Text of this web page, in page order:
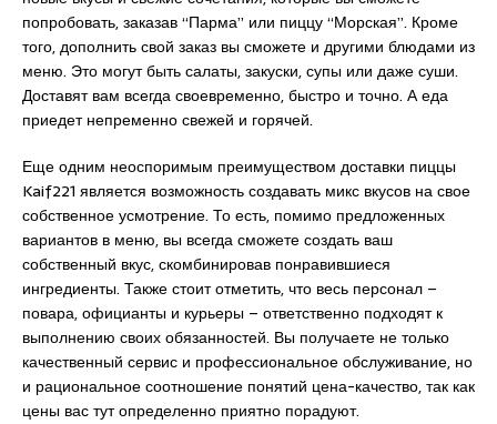
попробовать, заказав “Парма” или пиццу “Морская”. Кроме
того, дополнить свой заказ вы сможете и другими блюдами из
меню. Это могут быть салаты, закуски, супы или даже суши.
Доставят вам всегда своевременно, быстро и точно. А еда
приедет непременно свежей и горячей.
Еще одним неоспоримым преимуществом доставки пиццы
Kaif221 является возможность создавать микс вкусов на свое
собственное усмотрение. То есть, помимо предложенных
вариантов в меню, вы всегда сможете создать ваш
собственный вкус, скомбинировав понравившиеся
ингредиенты. Также стоит отметить, что весь персонал –
повара, официанты и курьеры – ответственно подходят к
выполнению своих обязанностей. Вы получаете не только
качественный сервис и профессиональное обслуживание, но
и рациональное соотношение понятий цена-качество, так как
цены вас тут определенно приятно порадуют.